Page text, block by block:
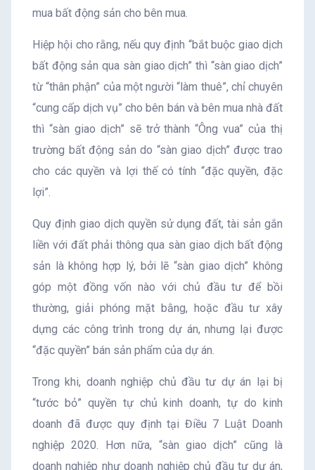
mua bất động sản cho bên mua.
Hiệp hội cho rằng, nếu quy định “bắt buộc giao dịch
bất động sản qua sàn giao dịch” thì “sàn giao dịch”
từ “thân phận” của một người “làm thuê”, chỉ chuyên
“cung cấp dịch vụ” cho bên bán và bên mua nhà đất
thì “sàn giao dịch” sẽ trở thành “Ông vua” của thị
trường bất động sản do “sàn giao dịch” được trao
cho các quyền và lợi thế có tính “đặc quyền, đặc
lợi”.
Quy định giao dịch quyền sử dụng đất, tài sản gắn
liền với đất phải thông qua sàn giao dịch bất động
sản là không hợp lý, bởi lẽ “sàn giao dịch” không
góp một đồng vốn nào với chủ đầu tư để bồi
thường, giải phóng mặt bằng, hoặc đầu tư xây
dựng các công trình trong dự án, nhưng lại được
“đặc quyền” bán sản phẩm của dự án.
Trong khi, doanh nghiệp chủ đầu tư dự án lại bị
“tước bỏ” quyền tự chủ kinh doanh, tự do kinh
doanh đã được quy định tại Điều 7 Luật Doanh
nghiệp 2020. Hơn nữa, “sàn giao dịch” cũng là
doanh nghiệp như doanh nghiệp chủ đầu tư dự án,